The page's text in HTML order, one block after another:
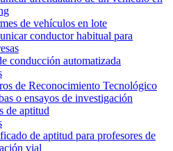
de vehículos en lote
conductor habitual para
conducción automatizada
de Reconocimiento Tecnológico
o ensayos de investigación
de aptitud
de aptitud para profesores de
vial